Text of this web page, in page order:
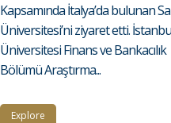
Kapsamında İtalya’da bulunan
Üniversitesi’ni ziyaret etti.
Üniversitesi Finans ve Bankacılık
Bölümü Araştırma...
Explore